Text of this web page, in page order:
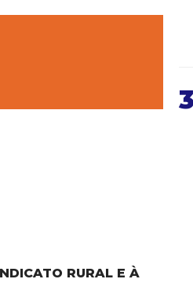
RURAL E À
3